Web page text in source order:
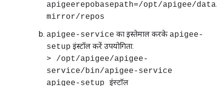
apigeerepobasepath=/opt/apigee/
mirror/repos
apigee-service का इस्तेमाल करके apigee-
setup इंस्टॉल करें उपयोगिता:
> /opt/apigee/apigee-
service/bin/apigee-service
apigee-setup इंस्टॉल